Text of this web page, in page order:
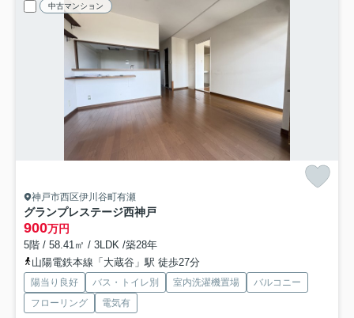
中古マンション
神戸市西区伊川谷町有瀬
グランプレステージ西神戸
900万円
5階 / 58.41㎡ / 3LDK /築28年
山陽電鉄本線「大蔵谷」駅 徒歩27分
陽当り良好 バス・トイレ別 室内洗濯機置場
バルコニー
フローリング
電気有